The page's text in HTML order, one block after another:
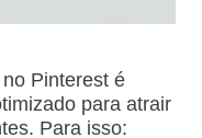
Pinterest é
para atrair
Para isso: